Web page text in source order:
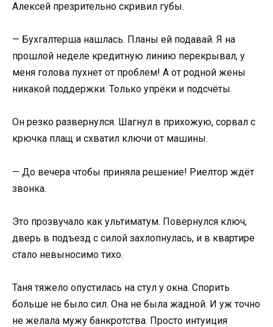
Алексей презрительно скривил губы.
— Бухгалтерша нашлась. Планы ей подавай. Я на
прошлой неделе кредитную линию перекрывал, у
меня голова пухнет от проблем! А от родной жены
никакой поддержки. Только упрёки и подсчёты.
Он резко развернулся. Шагнул в прихожую, сорвал с
крючка плащ и схватил ключи от машины.
— До вечера чтобы приняла решение! Риелтор ждёт
звонка.
Это прозвучало как ультиматум. Повернулся ключ,
дверь в подъезд с силой захлопнулась, и в квартире
стало невыносимо тихо.
Таня тяжело опустилась на стул у окна. Спорить
больше не было сил. Она не была жадной. И уж точно
не желала мужу банкротства. Просто интуиция